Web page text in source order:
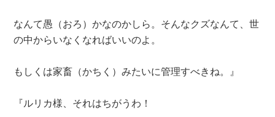
なんて愚（おろ）かなのかしら。そんなクズなんて、世
の中からいなくなればいいのよ。
もしくは家畜（かちく）みたいに管理すべきね。』
『ルリカ様、それはちがうわ！